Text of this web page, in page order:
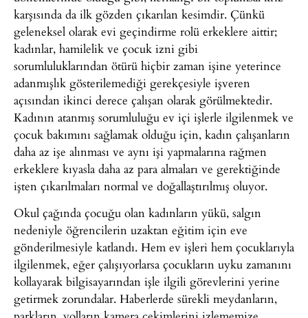
karşısında da ilk gözden çıkarılan kesimdir. Çünkü
geleneksel olarak evi geçindirme rolü erkeklere aittir;
kadınlar, hamilelik ve çocuk izni gibi
sorumluluklarından ötürü hiçbir zaman işine yeterince
adanmışlık gösterilemediği gerekçesiyle işveren
açısından ikinci derece çalışan olarak görülmektedir.
Kadının atanmış sorumluluğu ev içi işlerle ilgilenmek ve
çocuk bakımını sağlamak olduğu için, kadın çalışanların
daha az işe alınması ve aynı işi yapmalarına rağmen
erkeklere kıyasla daha az para almaları ve gerektiğinde
işten çıkarılmaları normal ve doğallaştırılmış oluyor.
Okul çağında çocuğu olan kadınların yükü, salgın
nedeniyle öğrencilerin uzaktan eğitim için eve
gönderilmesiyle katlandı. Hem ev işleri hem çocuklarıyla
ilgilenmek, eğer çalışıyorlarsa çocukların uyku zamanını
kollayarak bilgisayarından işle ilgili görevlerini yerine
getirmek zorundalar. Haberlerde sürekli meydanların,